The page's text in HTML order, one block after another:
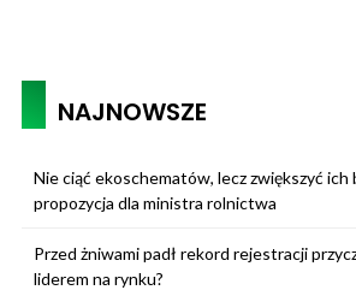
NAJNOWSZE
Nie ciąć ekoschematów, lecz zwiększyć
propozycja dla ministra rolnictwa
Przed żniwami padł rekord rejestracji
liderem na rynku?